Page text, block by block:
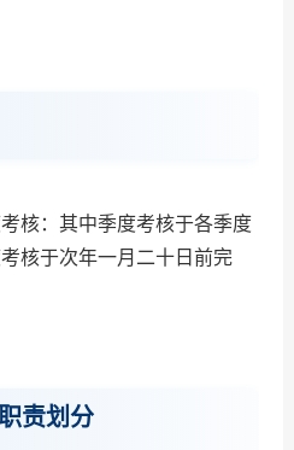
核： 其中季度考核于各季度
核于次年一月二十日前完
责划分